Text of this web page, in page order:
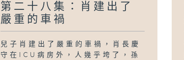
第二十八集：肖建出了
嚴重的車禍
兒子肖建出了嚴重的車禍，肖長慶
守在ICU病房外，人幾乎垮了，孫